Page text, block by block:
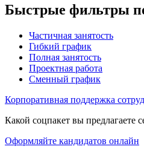
Быстрые фильтры
Частичная занятость
Гибкий график
Полная занятость
Проектная работа
Сменный график
Корпоративная поддержка
Какой соцпакет вы предлагаете
Оформляйте кандидатов онлайн